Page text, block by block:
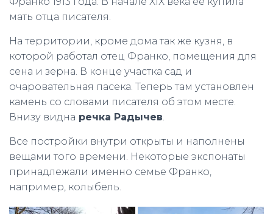
мать отца писателя.
На территории, кроме дома так же кузня, в
которой работал отец Франко, помещения для
сена и зерна. В конце участка сад и
очаровательная пасека. Теперь там установлен
камень со словами писателя об этом месте.
Внизу видна речка Радычев.
Все постройки внутри открыты и наполнены
вещами того времени. Некоторые экспонаты
принадлежали именно семье Франко,
например, колыбель.